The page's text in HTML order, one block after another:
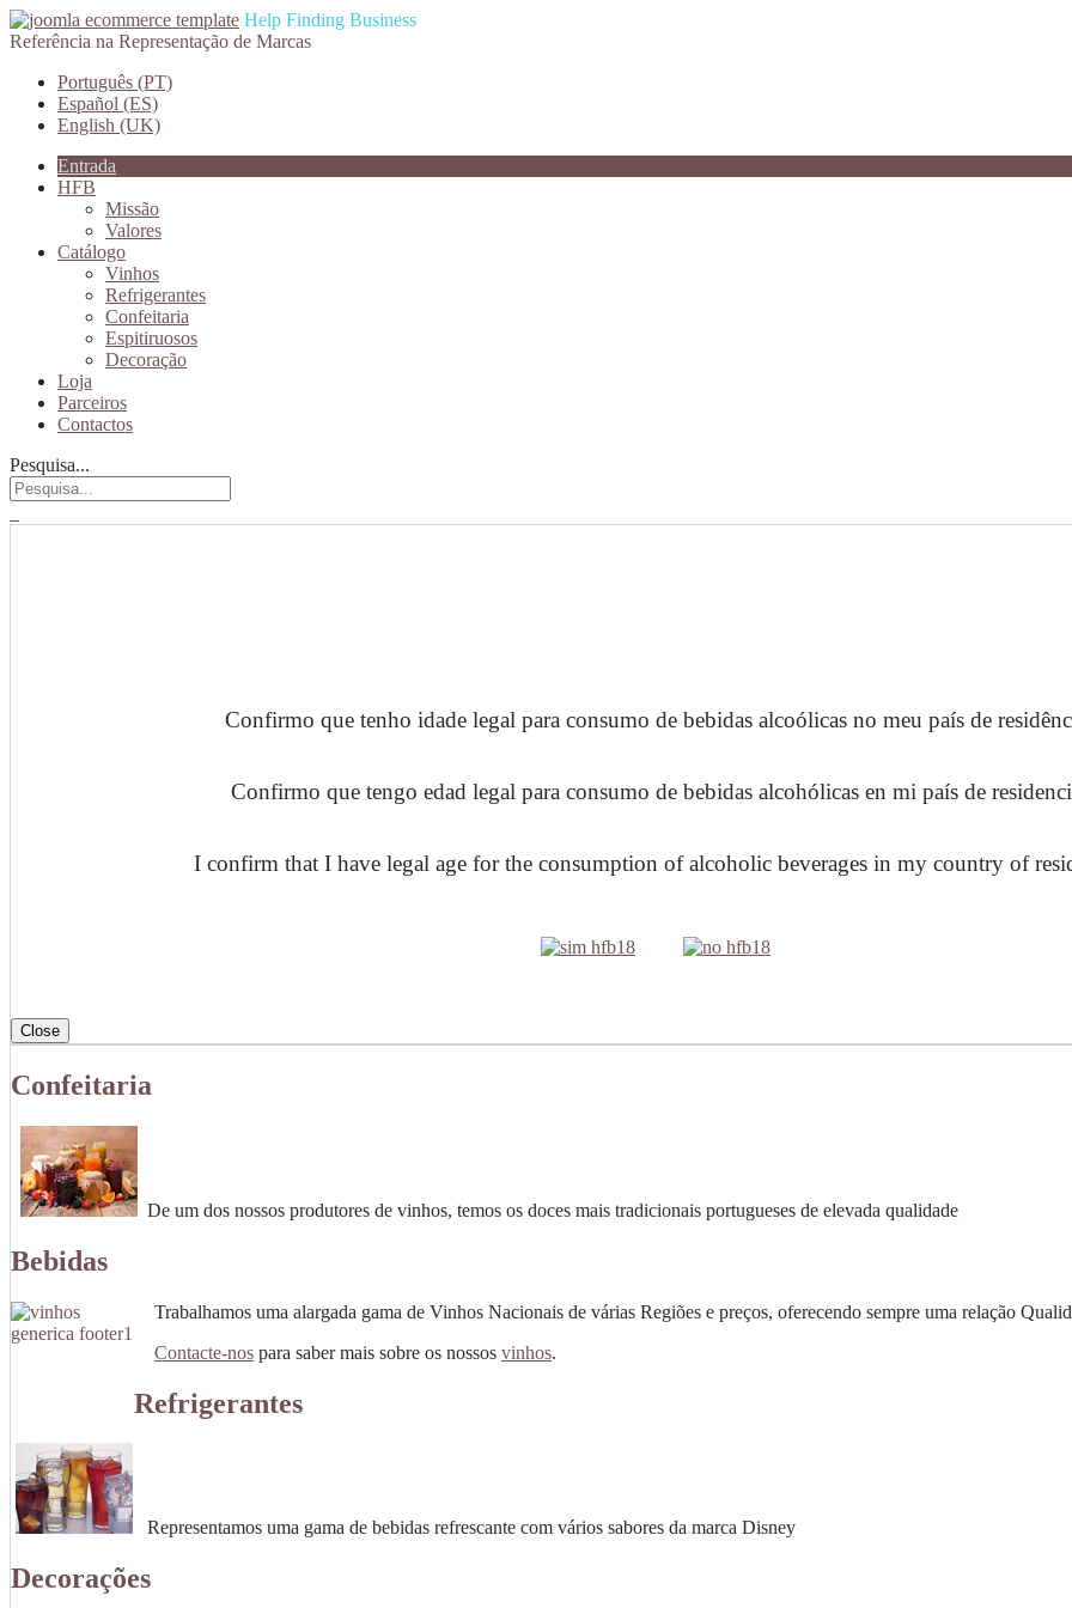
Help Finding Business
Referência na Representação de Marcas
Português (PT)
Español (ES)
English (UK)
Entrada
HFB
Missão
Valores
Catálogo
Vinhos
Refrigerantes
Confeitaria
Espitiruosos
Decoração
Loja
Parceiros
Contactos
Pesquisa...
Confirmo que tenho idade legal para consumo de bebidas alcoólicas no meu país de
Confirmo que tengo edad legal para consumo de bebidas alcohólicas en mi país de
I confirm that I have legal age for the consumption of alcoholic beverages in my country of
Confeitaria
De um dos nossos produtores de vinhos, temos os doces mais tradicionais portugueses de elevada qualidade
Bebidas
Trabalhamos uma alargada gama de Vinhos Nacionais de várias Regiões e preços, oferecendo sempre uma relação
Contacte-nos para saber mais sobre os nossos vinhos.
Refrigerantes
Representamos uma gama de bebidas refrescante com vários sabores da marca Disney
Decorações